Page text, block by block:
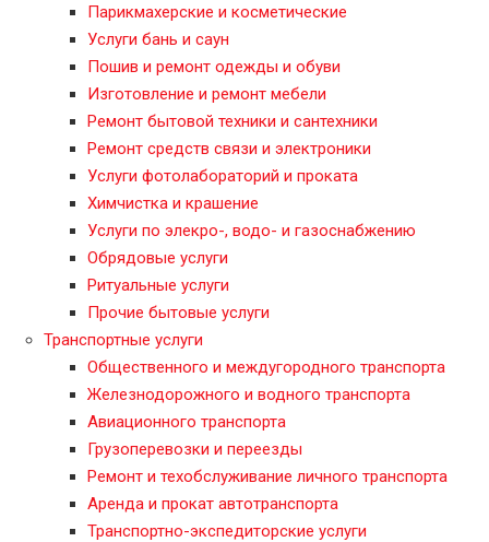
Парикмахерские и косметические
Услуги бань и саун
Пошив и ремонт одежды и обуви
Изготовление и ремонт мебели
Ремонт бытовой техники и сантехники
Ремонт средств связи и электроники
Услуги фотолабораторий и проката
Химчистка и крашение
Услуги по элекро-, водо- и газоснабжению
Обрядовые услуги
Ритуальные услуги
Прочие бытовые услуги
Транспортные услуги
Общественного и междугородного транспорта
Железнодорожного и водного транспорта
Авиационного транспорта
Грузоперевозки и переезды
Ремонт и техобслуживание личного транспорта
Аренда и прокат автотранспорта
Транспортно-экспедиторские услуги